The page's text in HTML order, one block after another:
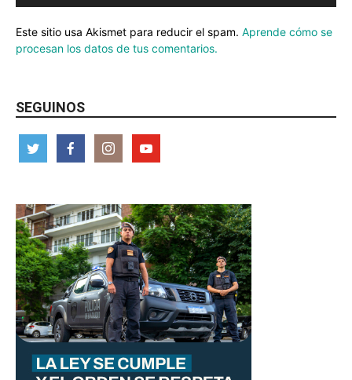
Este sitio usa Akismet para reducir el spam. Aprende cómo se
procesan los datos de tus comentarios.
SEGUINOS